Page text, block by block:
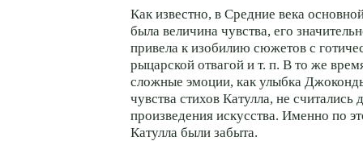
Как известно, в Средние века
была величина чувства, его
привела к изобилию сюжетов с
рыцарской отвагой и т. п. В то же
сложные эмоции, как улыбка
чувства стихов Катулла, не считались
произведения искусства. Именно по
Катулла были забыта.